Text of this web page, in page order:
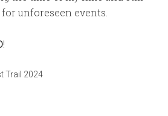
unforeseen events.
!
Trail 2024